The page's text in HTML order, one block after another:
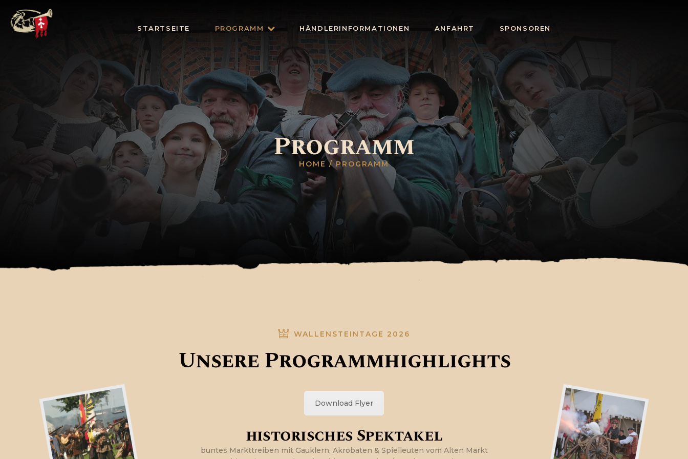
STARTSEITE PROGRAMM HÄNDLERINFORMATIONEN ANFAHRT SPONSOREN
Programm
HOME PROGRAMM
STARTSEITE
PROGRAMM
HÄNDLERINFORMATIO
NEN
ANFAHRT
SPONSOREN
WALLENSTEINTAGE 2026
Unsere Programmhighlights
Download Flyer
historisches Spektakel
buntes Markttreiben mit Gauklern, Akrobaten & Spielleuten vom Alten Markt